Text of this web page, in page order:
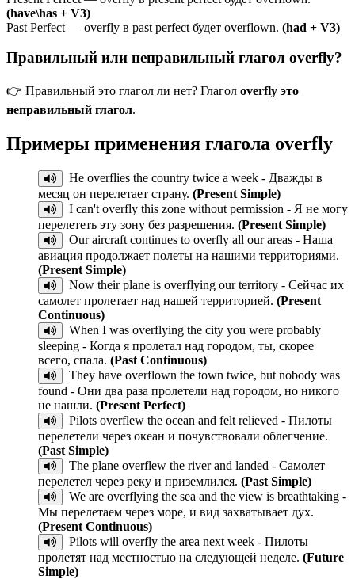
(have\has + V3)
Past Perfect — overfly в past perfect будет overflown. (had + V3)
Правильный или неправильный глагол overfly?
👉 Правильный это глагол ли нет? Глагол overfly это
неправильный глагол.
Примеры применения глагола overfly
He overflies the country twice a week - Дважды в
месяц он перелетает страну. (Present Simple)
I can't overfly this zone without permission - Я не могу
перелететь эту зону без разрешения. (Present Simple)
Our aircraft continues to overfly all our areas - Наша
авиация продолжает полеты на нашими территориями.
(Present Simple)
Now their plane is overflying our territory - Сейчас их
самолет пролетает над нашей территорией. (Present
Continuous)
When I was overflying the city you were probably
sleeping - Когда я пролетал над городом, ты, скорее
всего, спала. (Past Continuous)
They have overflown the town twice, but nobody was
found - Они два раза пролетели над городом, но никого
не нашли. (Present Perfect)
Pilots overflew the ocean and felt relieved - Пилоты
перелетели через океан и почувствовали облегчение.
(Past Simple)
The plane overflew the river and landed - Самолет
перелетел через реку и приземлился. (Past Simple)
We are overflying the sea and the view is breathtaking -
Мы перелетаем через море, и вид захватывает дух.
(Present Continuous)
Pilots will overfly the area next week - Пилоты
пролетят над местностью на следующей неделе. (Future
Simple)